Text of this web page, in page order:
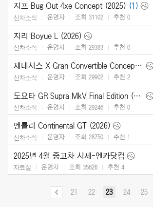
지프 Bug Out 4xe Concept (2025) (1)
신차소식 운영자 조회 31102 추천 0
지리 Boyue L (2026)
신차소식 운영자 조회 29383 추천 0
제네시스 X Gran Convertible Concept (2025)
신차소식 운영자 조회 29902 추천 2
도요타 GR Supra MkV Final Edition (2026)
신차소식 운영자 조회 29246 추천 0
벤틀리 Continental GT (2026)
신차소식 운영자 조회 28750 추천 1
2025년 4월 중고차 시세-엔카닷컴
자료실 운영자 조회 35626 추천 4
21 22 23 24 25